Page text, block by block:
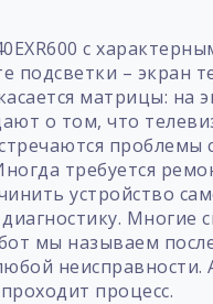
с
подсветки – экран
матрицы: на
о том, что
проблемы
требуется
устройство
Многие
мы называем
неисправности.
процесс.